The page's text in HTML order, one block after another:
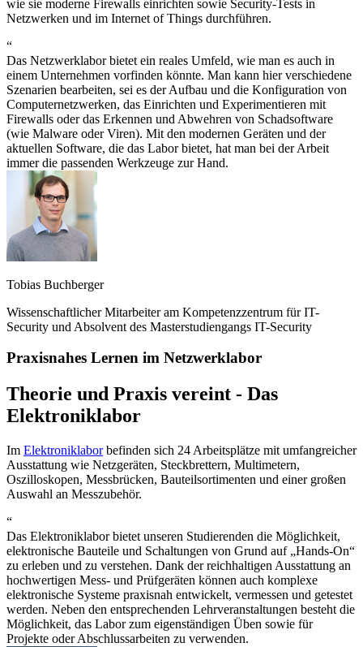
wie sie moderne Firewalls einrichten sowie Security-Tests in
Netzwerken und im Internet of Things durchführen.
“
Das Netzwerklabor bietet ein reales Umfeld, wie man es auch in
einem Unternehmen vorfinden könnte. Man kann hier verschiedene
Szenarien bearbeiten, sei es der Aufbau und die Konfiguration von
Computernetzwerken, das Einrichten und Experimentieren mit
Firewalls oder das Erkennen und Abwehren von Schadsoftware
(wie Malware oder Viren). Mit den modernen Geräten und der
aktuellen Software, die das Labor bietet, hat man bei der Arbeit
immer die passenden Werkzeuge zur Hand.
Tobias Buchberger
Wissenschaftlicher Mitarbeiter am Kompetenzzentrum für IT-
Security und Absolvent des Masterstudiengangs IT-Security
Praxisnahes Lernen im Netzwerklabor
Theorie und Praxis vereint - Das
Elektroniklabor
Im Elektroniklaborbefinden sich 24 Arbeitsplätze mit umfangreicher
Ausstattung wie Netzgeräten, Steckbrettern, Multimetern,
Oszilloskopen, Messbrücken, Bauteilsortimenten und einer großen
Auswahl an Messzubehör.
“
Das Elektroniklabor bietet unseren Studierenden die Möglichkeit,
elektronische Bauteile und Schaltungen von Grund auf „Hands-On“
zu erleben und zu verstehen. Dank der reichhaltigen Ausstattung an
hochwertigen Mess- und Prüfgeräten können auch komplexe
elektronische Systeme praxisnah entwickelt, vermessen und getestet
werden. Neben den entsprechenden Lehrveranstaltungen besteht die
Möglichkeit, das Labor zum eigenständigen Üben sowie für
Projekte oder Abschlussarbeiten zu verwenden.